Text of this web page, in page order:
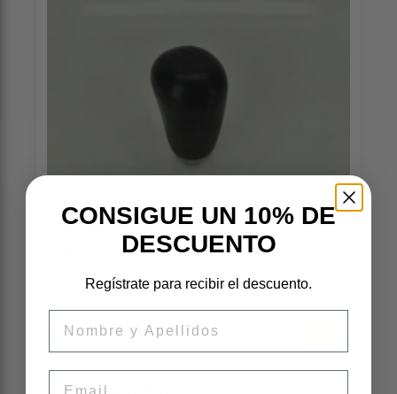
POMO PALANCA CAMBIO 2811378G41AHA
2811378G41AHA
183538
33,06 € sin iva
40,00 € iva inc
CONSIGUE UN 10% DE
DESCUENTO
Regístrate para recibir el descuento.